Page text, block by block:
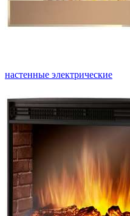
настенные электрические